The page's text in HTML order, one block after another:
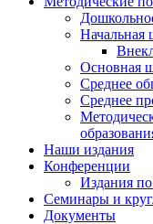
Начальная
Основная
Среднее
Среднее
Наши издания
Конференции
Издания
Семинары и
Документы